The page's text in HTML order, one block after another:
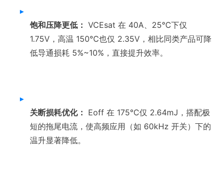
▸
饱和压降更低： VCEsat 在 40A、25℃下仅
1.75V，高温 150℃也仅 2.35V，相比同类产品可降
▸
关断损耗优化： Eoff 在 175℃仅 2.64mJ，搭配极
短的拖尾电流，使高频应用（如 60kHz 开关）下的